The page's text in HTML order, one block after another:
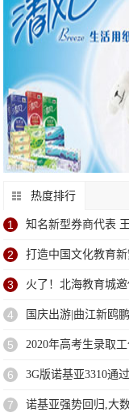
热度排行
1 知名新型券商代表
2 打造中国文化教育
3 火了！北海教育城
4 国庆出游|曲江新鸥
5 2020年高考生录取
6 3G版诺基亚3310通
7 诺基亚强势回归,大